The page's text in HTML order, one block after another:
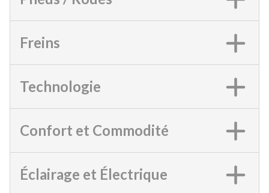
Freins
Technologie
Confort et Commodité
Éclairage et Électrique